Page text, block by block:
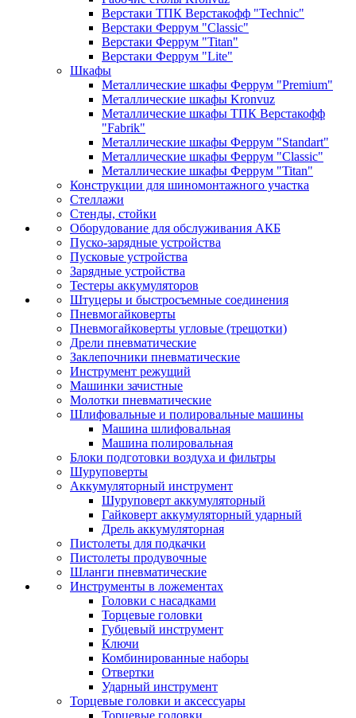
Верстаки ТПК Верстакофф "Technic"
Верстаки Феррум "Classic"
Верстаки Феррум "Titan"
Верстаки Феррум "Lite"
Шкафы
Металлические шкафы Феррум "Premium"
Металлические шкафы Kronvuz
Металлические шкафы ТПК Верстакофф
"Fabrik"
Металлические шкафы Феррум "Standart"
Металлические шкафы Феррум "Classic"
Металлические шкафы Феррум "Titan"
Конструкции для шиномонтажного участка
Стеллажи
Стенды, стойки
Оборудование для обслуживания АКБ
Пуско-зарядные устройства
Пусковые устройства
Зарядные устройства
Тестеры аккумуляторов
Штуцеры и быстросъемные соединения
Пневмогайковерты
Пневмогайковерты угловые (трещотки)
Дрели пневматические
Заклепочники пневматические
Инструмент режущий
Машинки зачистные
Молотки пневматические
Шлифовальные и полировальные машины
Машина шлифовальная
Машина полировальная
Блоки подготовки воздуха и фильтры
Шуруповерты
Аккумуляторный инструмент
Шуруповерт аккумуляторный
Гайковерт аккумуляторный ударный
Дрель аккумуляторная
Пистолеты для подкачки
Пистолеты продувочные
Шланги пневматические
Инструменты в ложементах
Головки с насадками
Торцевые головки
Губцевый инструмент
Ключи
Комбинированные наборы
Отвертки
Ударный инструмент
Торцевые головки и аксессуары
Торцевые головки